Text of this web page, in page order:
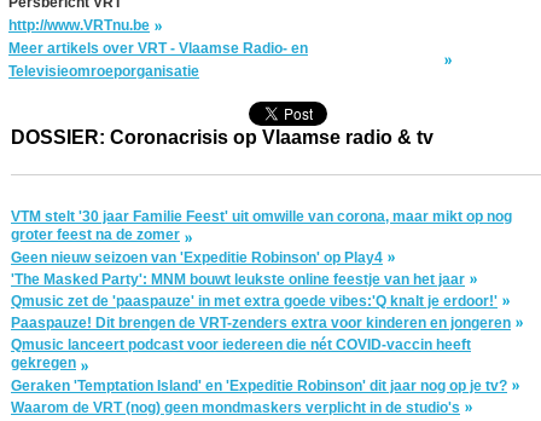
http://www.VRTnu.be
Meer artikels over VRT - Vlaamse Radio- en
Televisieomroeporganisatie
DOSSIER: Coronacrisis op Vlaamse radio & tv
VTM stelt '30 jaar Familie Feest' uit omwille van corona, maar mikt op nog
groter feest na de zomer
Geen nieuw seizoen van 'Expeditie Robinson' op Play4
'The Masked Party': MNM bouwt leukste online feestje van het jaar
Qmusic zet de 'paaspauze' in met extra goede vibes:'Q knalt je erdoor!'
Paaspauze! Dit brengen de VRT-zenders extra voor kinderen en jongeren
Qmusic lanceert podcast voor iedereen die nét COVID-vaccin heeft
gekregen
Geraken 'Temptation Island' en 'Expeditie Robinson' dit jaar nog op je tv?
Waarom de VRT (nog) geen mondmaskers verplicht in de studio's